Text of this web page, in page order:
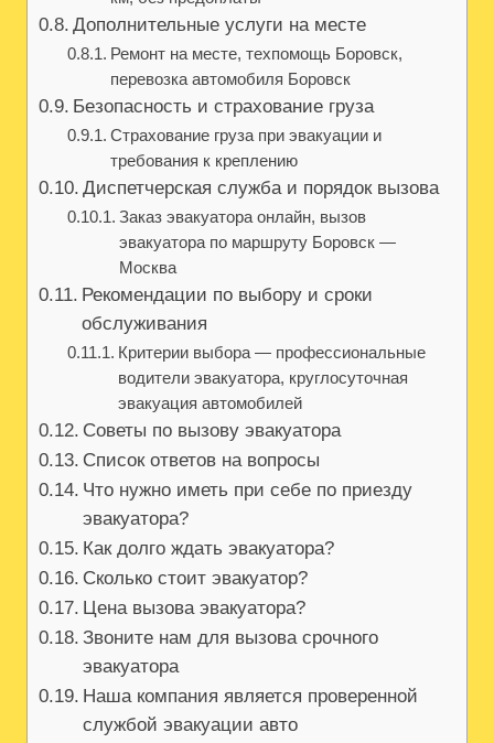
Дополнительные услуги на месте
Ремонт на месте, техпомощь Боровск,
перевозка автомобиля Боровск
Безопасность и страхование груза
Страхование груза при эвакуации и
требования к креплению
Диспетчерская служба и порядок вызова
Заказ эвакуатора онлайн, вызов
эвакуатора по маршруту Боровск —
Москва
Рекомендации по выбору и сроки
обслуживания
Критерии выбора — профессиональные
водители эвакуатора, круглосуточная
эвакуация автомобилей
Советы по вызову эвакуатора
Список ответов на вопросы
Что нужно иметь при себе по приезду
эвакуатора?
Как долго ждать эвакуатора?
Сколько стоит эвакуатор?
Цена вызова эвакуатора?
Звоните нам для вызова срочного
эвакуатора
Наша компания является проверенной
службой эвакуации авто